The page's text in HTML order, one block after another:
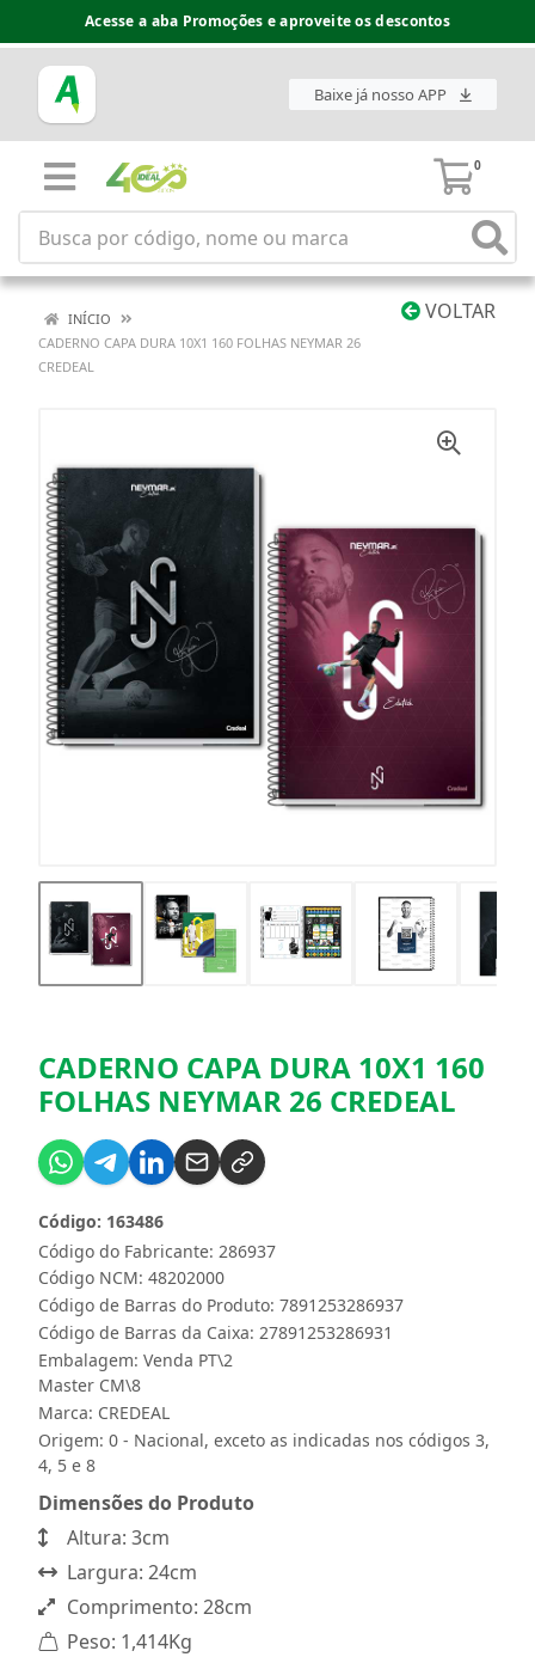
Acesse a aba Promoções e aproveite os descontos
Baixe já nosso APP
0
VOLTAR
INÍCIO
CADERNO CAPA DURA 10X1 160 FOLHAS NEYMAR 26
CREDEAL
CADERNO CAPA DURA 10X1 160
FOLHAS NEYMAR 26 CREDEAL
Código do Fabricante: 286937
Código: 163486
Código NCM: 48202000
Código de Barras do Produto: 7891253286937
Código de Barras da Caixa: 27891253286931
Embalagem: Venda PT\2
Master CM\8
Marca: CREDEAL
Origem: 0 - Nacional, exceto as indicadas nos códigos 3,
4, 5 e 8
Dimensões do Produto
Altura: 3cm
Largura: 24cm
Comprimento: 28cm
Peso: 1,414Kg